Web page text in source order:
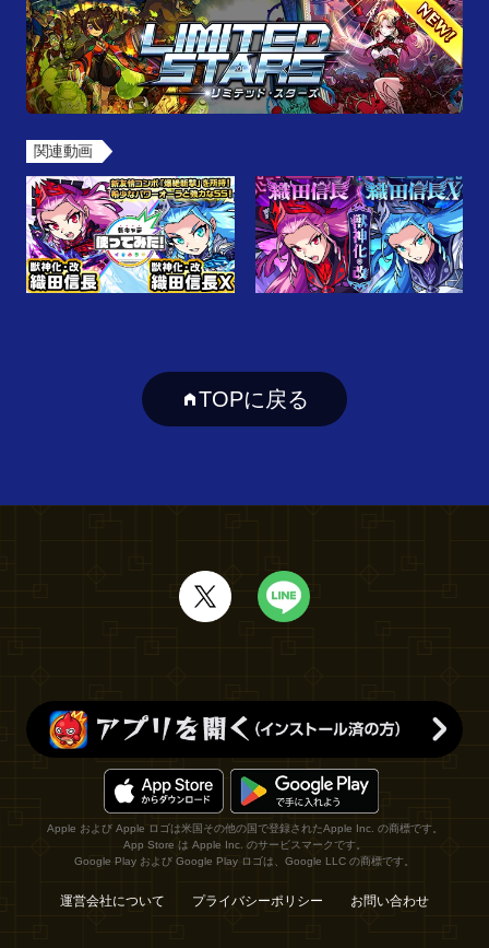
関連動画
TOPに戻る
Apple および Apple ロゴは米国その他の国で登録されたApple Inc. の商標です。
App Store は Apple Inc. のサービスマークです。
Google Play および Google Play ロゴは、Google LLC の商標です。
運営会社について プライバシーポリシー お問い合わせ